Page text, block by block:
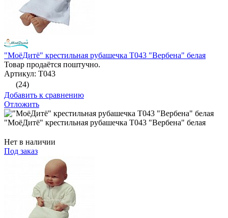
"МоёДитё" крестильная рубашечка Т043 "Вербена" белая
Товар продаётся поштучно.
Артикул: Т043
(24)
Добавить к сравнению
Отложить
"МоёДитё" крестильная рубашечка Т043 "Вербена" белая
Нет в наличии
Под заказ